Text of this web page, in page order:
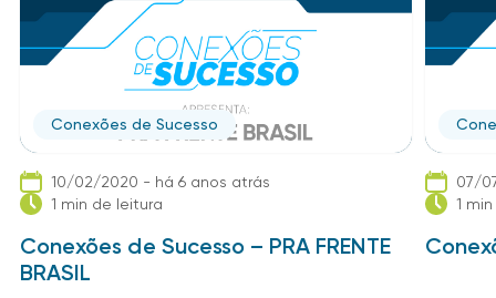
Conexões de Sucesso
10/02/2020 - há 6 anos atrás
1 min de leitura
Conexões de Sucesso – PRA FRENTE
BRASIL
07/
1